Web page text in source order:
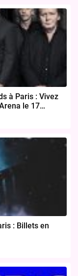
à Paris : Vivez
le 17
: Billets en